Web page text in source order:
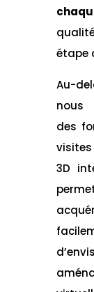
étape
Au-
nous
des
3D